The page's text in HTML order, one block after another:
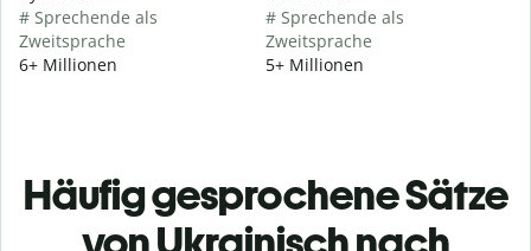
# Sprechende als
Zweitsprache
6+ Millionen
# Sprechende als
Zweitsprache
5+ Millionen
Häufig gesprochene Sätze